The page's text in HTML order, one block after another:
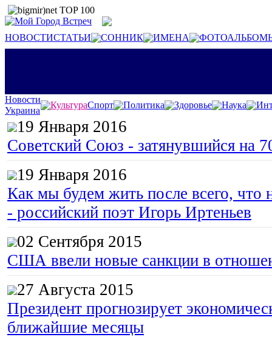
НОВОСТИСТАТЬИ СОННИК ИМЕНА
Новости
Украина
КультураСпорт Политика Здоровье Наука
19 Января 2016
Советский Союз - затянувшийся на
19 Января 2016
Как мы будем жить после всего, что
- российский поэт Игорь Иртеньев
02 Сентября 2015
США ввели новые санкции в
27 Августа 2015
Президент прогнозирует
ближайшие месяцы